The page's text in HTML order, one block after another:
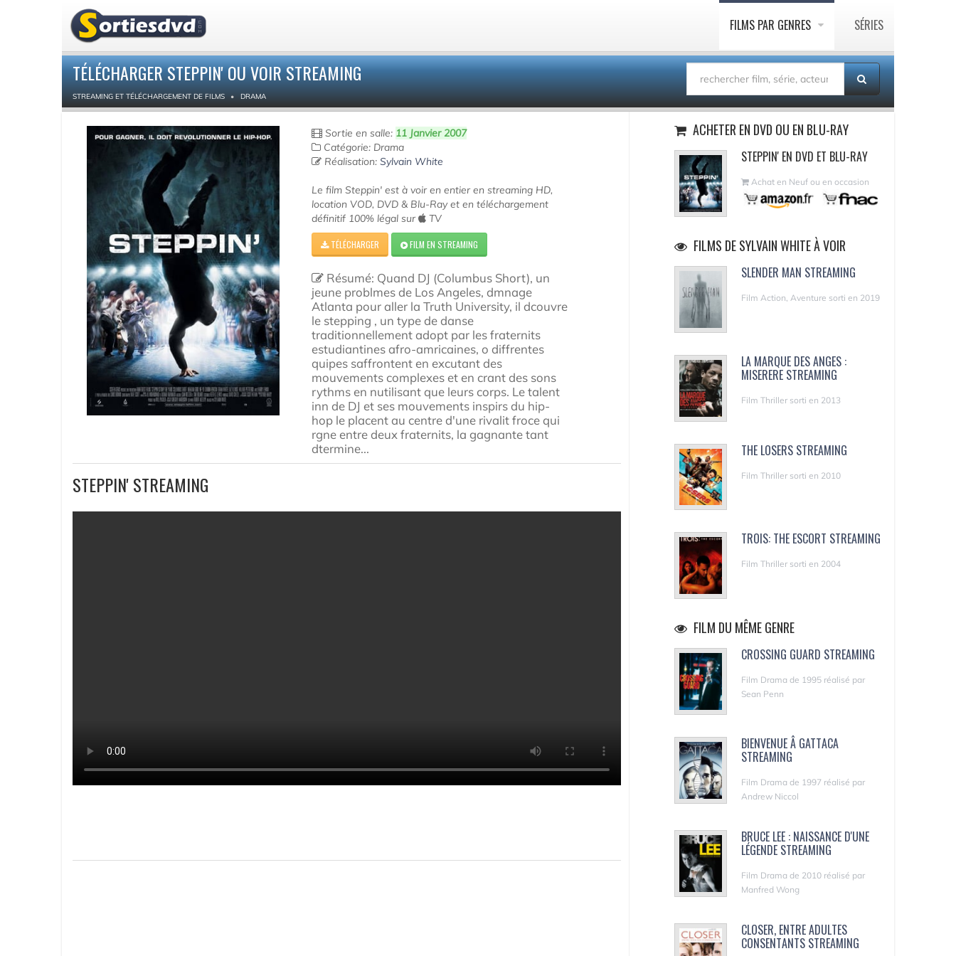
FILMS PAR GENRES SÉRIES
TÉLÉCHARGER STEPPIN' OU VOIR STREAMING
STREAMING ET TÉLÉCHARGEMENT DE FILMS DRAMA
Sortie en salle: 11 Janvier 2007
Catégorie: Drama
Réalisation:Sylvain White
Le film Steppin' est à voir en entier en streaming HD,
location VOD, DVD & Blu-Ray et en téléchargement
définitif 100% légal sur
TV
TÉLÉCHARGER FILM EN STREAMING
Résumé: Quand DJ (Columbus Short), un
jeune problmes de Los Angeles, dmnage
Atlanta pour aller la Truth University, il dcouvre
le stepping , un type de danse
traditionnellement adopt par les fraternits
estudiantines afro-amricaines, o diffrentes
quipes saffrontent en excutant des
mouvements complexes et en crant des sons
rythms en nutilisant que leurs corps. Le talent
inn de DJ et ses mouvements inspirs du hip-
hop le placent au centre d'une rivalit froce qui
rgne entre deux fraternits, la gagnante tant
dtermine...
STEPPIN' STREAMING
ACHETER EN DVD OU EN BLU-RAY
STEPPIN' EN DVD ET BLU-RAY
Achat en Neuf ou en occasion
FILMS DE SYLVAIN WHITE À VOIR
SLENDER MAN STREAMING
Film Action, Aventure sorti en 2019
LA MARQUE DES ANGES :
MISERERE STREAMING
Film Thriller sorti en 2013
THE LOSERS STREAMING
Film Thriller sorti en 2010
TROIS: THE ESCORT STREAMING
Film Thriller sorti en 2004
FILM DU MÊME GENRE
CROSSING GUARD STREAMING
Film Drama de 1995 réalisé par
Sean Penn
BIENVENUE Â GATTACA
STREAMING
Film Drama de 1997 réalisé par
Andrew Niccol
BRUCE LEE : NAISSANCE D'UNE
LÉGENDE STREAMING
Film Drama de 2010 réalisé par
Manfred Wong
CLOSER, ENTRE ADULTES
CONSENTANTS STREAMING